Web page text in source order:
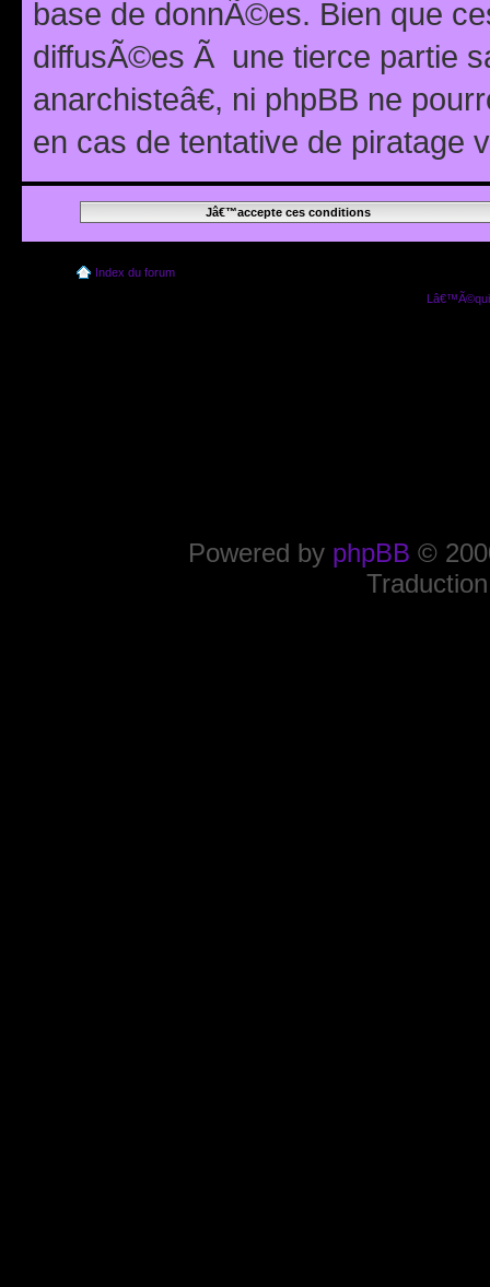
base de donnÃ©es. Bien que
diffusÃ©es Ã une tierce partie
anarchisteâ€, ni phpBB ne
en cas de tentative de piratage
Index du forum
Powered by phpBB ©